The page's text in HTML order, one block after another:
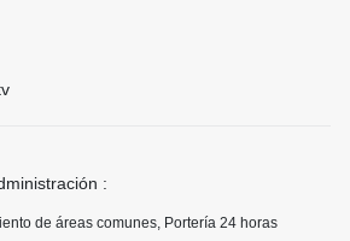
:
de áreas comunes, Portería 24 horas